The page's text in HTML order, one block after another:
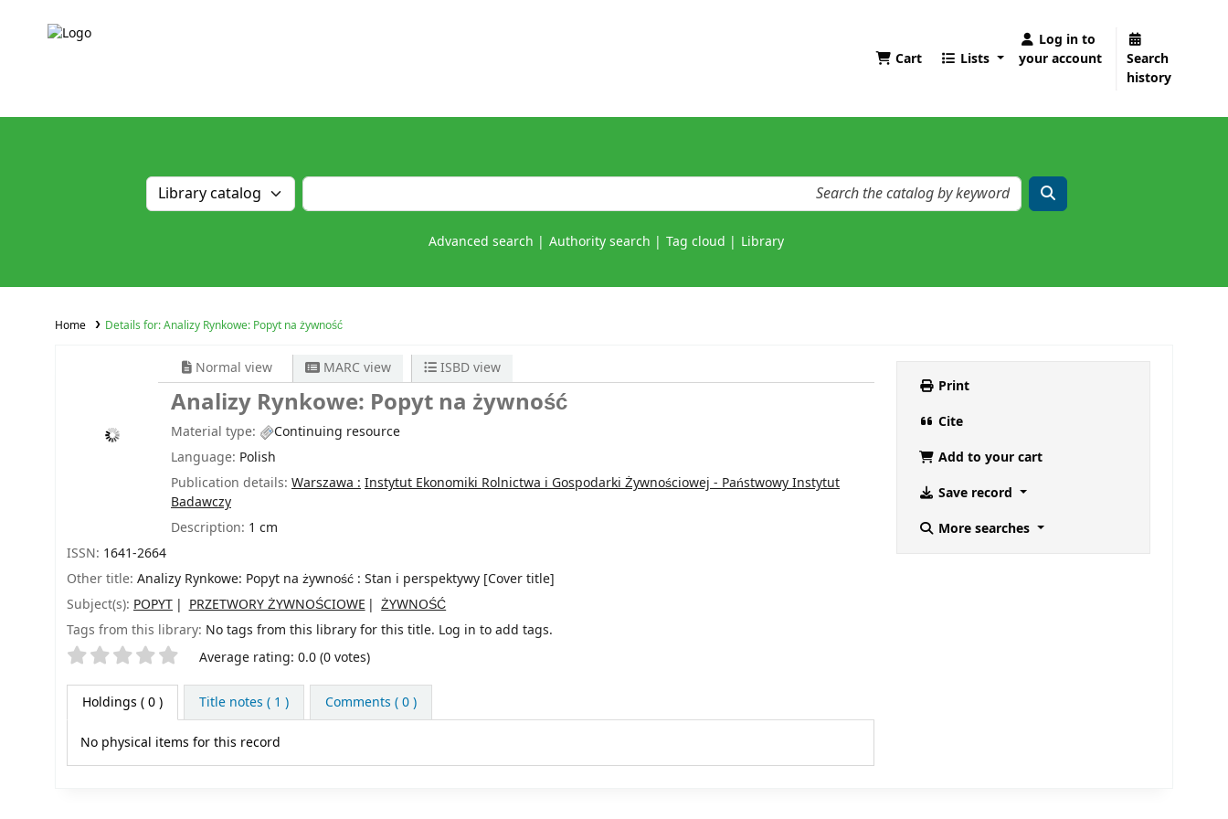
Cart Lists
Log in to
your account
Search
history
Advanced search Authority search Tag cloud Library
Home Details for:Analizy Rynkowe: Popyt na żywność
Normal view MARC view ISBD view
Analizy Rynkowe: Popyt na żywność
Material type:
Continuing resource
Language: Polish
Publication details: Warszawa : Instytut Ekonomiki Rolnictwa i Gospodarki Żywnościowej - Państwowy Instytut
Badawczy
Description: 1 cm
ISSN: 1641-2664
Other title: Analizy Rynkowe: Popyt na żywność : Stan i perspektywy [Cover title]
Subject(s): POPYT PRZETWORY ŻYWNOŚCIOWE
ŻYWNOŚĆ
Tags from this library: No tags from this library for this title. Log in to add tags.
Star ratings Average rating: 0.0 (0 votes)
Holdings ( 0 ) Title notes ( 1 ) Comments ( 0 )
No physical items for this record
Print
Cite
Add to your cart
Save record
More searches